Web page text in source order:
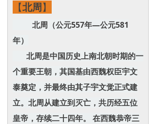
【北周】
北周（公元557年—公元581
年）
北周是中国历史上南北朝时期的一
个重要王朝，其国基由西魏权臣宇文
泰奠定，并最终由其子宇文觉正式建
立。北周从建立到灭亡，共历经五位
皇帝，存续二十四年。 在西魏恭帝三